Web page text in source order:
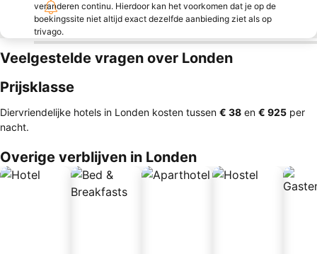
veranderen continu. Hierdoor kan het voorkomen dat je op de
boekingssite niet altijd exact dezelfde aanbieding ziet als op
trivago.
Veelgestelde vragen over Londen
Prijsklasse
Diervriendelijke hotels in Londen kosten tussen ‎€ 38 en ‎€ 925 per
nacht.
Overige verblijven in Londen